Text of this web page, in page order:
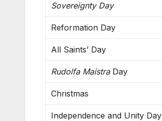
Sovereignty Day
Reformation Day
All Saints’ Day
Rudolfa MaistraDay
Christmas
Independence and Unity Day